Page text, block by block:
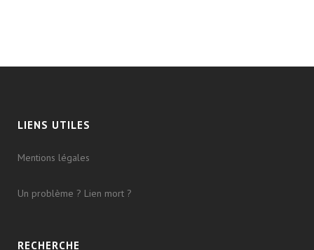
LIENS UTILES
Mentions légales
Un problème ? Lien mort ?
RECHERCHE